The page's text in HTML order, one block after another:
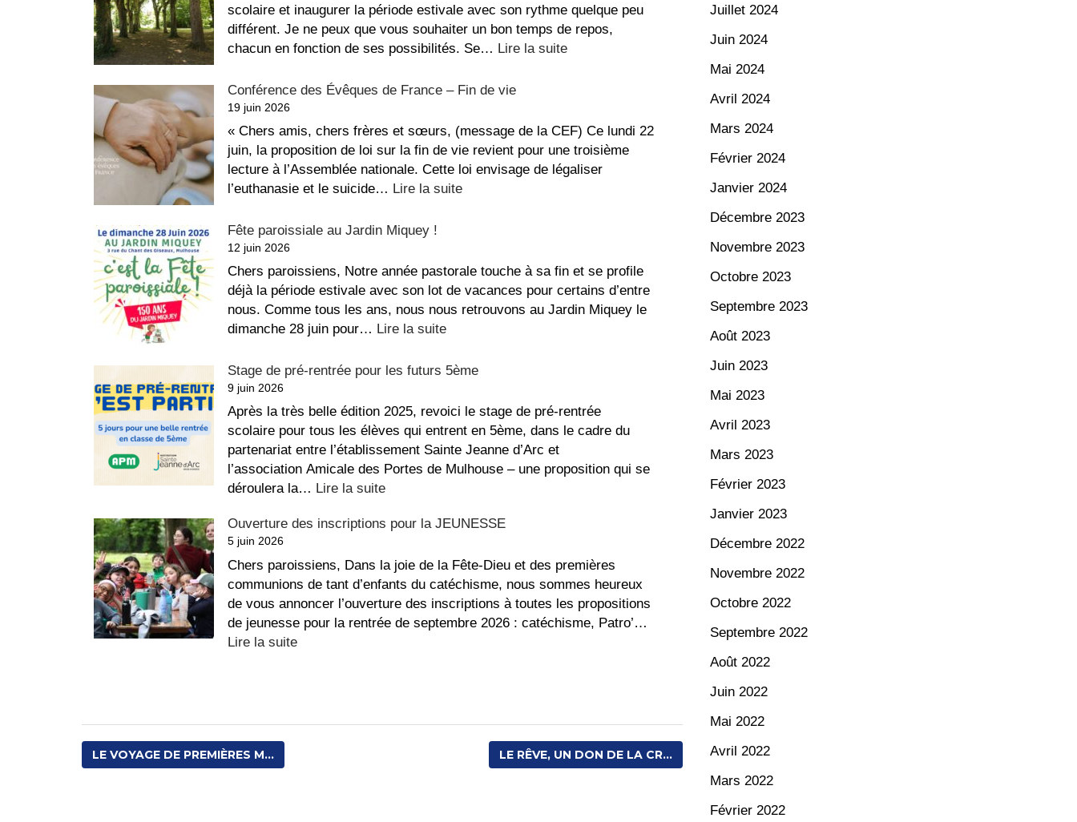
dans
l’église
Saint-
scolaire et inaugurer la période estivale avec son rythme quelque peu
différent. Je ne peux que vous souhaiter un bon temps de repos,
chacun en fonction de ses possibilités. Se… Lire la suite:
repos,
bon
été
!
Conférence des Évêques de France – Fin de vie
19 juin 2026
« Chers amis, chers frères et sœurs, (message de la CEF) Ce lundi 22
juin, la proposition de loi sur la fin de vie revient pour une troisième
lecture à l’Assemblée nationale. Cette loi envisage de légaliser
l’euthanasie et le suicide… Lire la suite:
de
France
–
Fête paroissiale au Jardin Miquey !
12 juin 2026
Chers paroissiens, Notre année pastorale touche à sa fin et se profile
déjà la période estivale avec son lot de vacances pour certains d’entre
nous. Comme tous les ans, nous nous retrouvons au Jardin Miquey le
dimanche 28 juin pour… Lire la suite:
paroissiale
Jardin
Miquey
!
Stage de pré-rentrée pour les futurs 5ème
9 juin 2026
Après la très belle édition 2025, revoici le stage de pré-rentrée
scolaire pour tous les élèves qui entrent en 5ème, dans le cadre du
partenariat entre l’établissement Sainte Jeanne d’Arc et
l’association Amicale des Portes de Mulhouse – une proposition qui se
déroulera la… Lire la suite:
de
rentrée
pour
les
futurs
Ouverture des inscriptions pour la JEUNESSE
5 juin 2026
Chers paroissiens, Dans la joie de la Fête-Dieu et des premières
communions de tant d’enfants du catéchisme, nous sommes heureux
de vous annoncer l’ouverture des inscriptions à toutes les propositions
de jeunesse pour la rentrée de septembre 2026 : catéchisme, Patro’…
Lire la suite:
LE VOYAGE DE PREMIÈRES M... LE RÊVE, UN DON DE LA CR...
Juillet 2024
Juin 2024
Mai 2024
Avril 2024
Mars 2024
Février 2024
Janvier 2024
Décembre 2023
Novembre 2023
Octobre 2023
Septembre 2023
Août 2023
Juin 2023
Mai 2023
Avril 2023
Mars 2023
Février 2023
Janvier 2023
Décembre 2022
Novembre 2022
Octobre 2022
Septembre 2022
Août 2022
Juin 2022
Mai 2022
Avril 2022
Mars 2022
Février 2022